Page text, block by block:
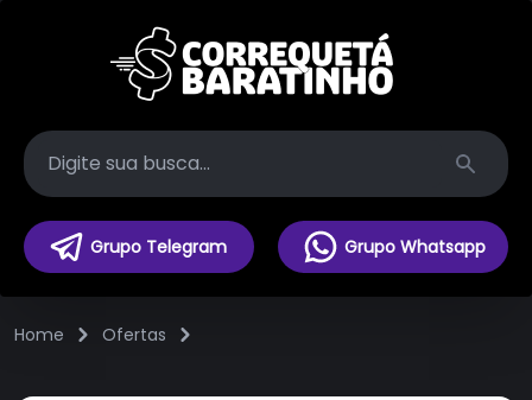
Search
Grupo Telegram Grupo Whatsapp
Home Ofertas